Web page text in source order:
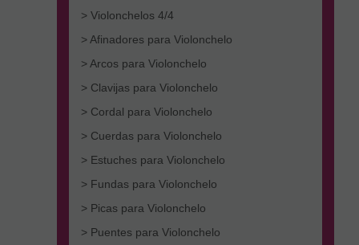
> Violonchelos 4/4
> Afinadores para Violonchelo
> Arcos para Violonchelo
> Clavijas para Violonchelo
> Cordal para Violonchelo
> Cuerdas para Violonchelo
> Estuches para Violonchelo
> Fundas para Violonchelo
> Picas para Violonchelo
> Puentes para Violonchelo